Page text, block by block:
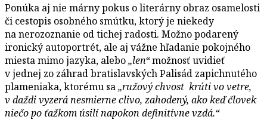
Ponúka aj nie márny pokus o literárny obraz osamelosti
či cestopis osobného smútku, ktorý je niekedy
na nerozoznanie od tichej radosti. Možno podarený
ironický autoportrét, ale aj vážne hľadanie pokojného
miesta mimo jazyka, alebo„len“možnosť uvidieť
v jednej zo záhrad bratislavských Palisád zapichnutého
plameniaka, ktorému sa„ružový chvost krúti vo vetre,
v daždi vyzerá nesmierne clivo, zahodený, ako keď človek
niečo po ťažkom úsilí napokon definitívne vzdá.“